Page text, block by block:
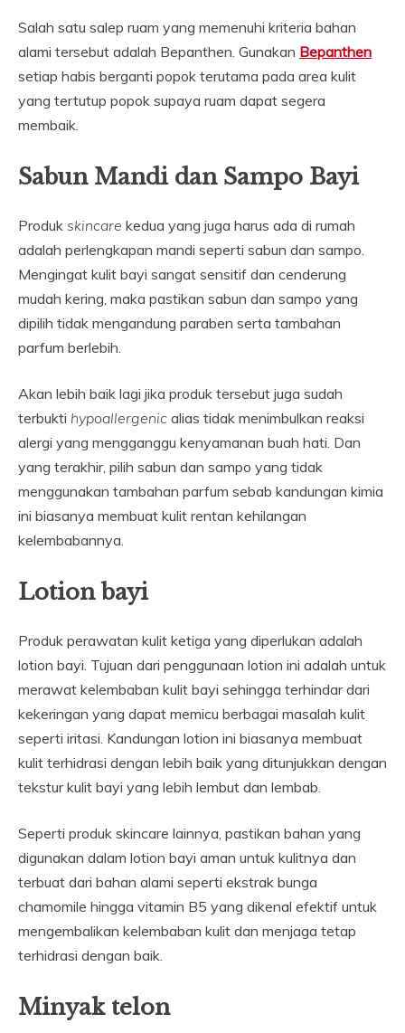
Salah satu salep ruam yang memenuhi kriteria bahan
alami tersebut adalah Bepanthen. Gunakan Bepanthen
setiap habis berganti popok terutama pada area kulit
yang tertutup popok supaya ruam dapat segera
membaik.
Sabun Mandi dan Sampo Bayi
Produk skincare kedua yang juga harus ada di rumah
adalah perlengkapan mandi seperti sabun dan sampo.
Mengingat kulit bayi sangat sensitif dan cenderung
mudah kering, maka pastikan sabun dan sampo yang
dipilih tidak mengandung paraben serta tambahan
parfum berlebih.
Akan lebih baik lagi jika produk tersebut juga sudah
terbukti hypoallergenic alias tidak menimbulkan reaksi
alergi yang mengganggu kenyamanan buah hati. Dan
yang terakhir, pilih sabun dan sampo yang tidak
menggunakan tambahan parfum sebab kandungan kimia
ini biasanya membuat kulit rentan kehilangan
kelembabannya.
Lotion bayi
Produk perawatan kulit ketiga yang diperlukan adalah
lotion bayi. Tujuan dari penggunaan lotion ini adalah untuk
merawat kelembaban kulit bayi sehingga terhindar dari
kekeringan yang dapat memicu berbagai masalah kulit
seperti iritasi. Kandungan lotion ini biasanya membuat
kulit terhidrasi dengan lebih baik yang ditunjukkan dengan
tekstur kulit bayi yang lebih lembut dan lembab.
Seperti produk skincare lainnya, pastikan bahan yang
digunakan dalam lotion bayi aman untuk kulitnya dan
terbuat dari bahan alami seperti ekstrak bunga
chamomile hingga vitamin B5 yang dikenal efektif untuk
mengembalikan kelembaban kulit dan menjaga tetap
terhidrasi dengan baik.
Minyak telon